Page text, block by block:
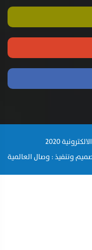
2020
وتنفيذ : وصال العالمية